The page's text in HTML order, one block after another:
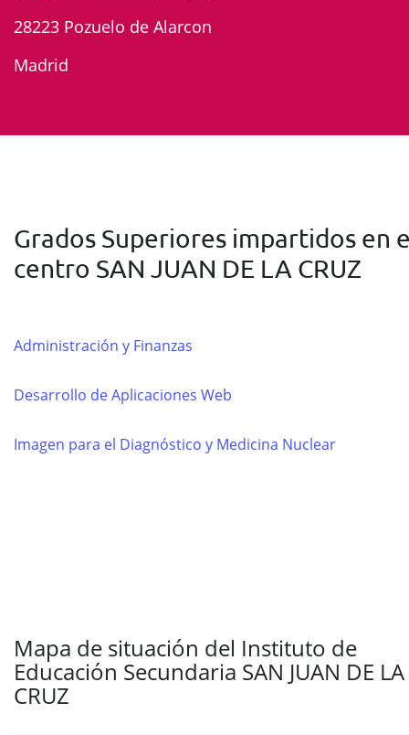
28223 Pozuelo de Alarcon
Madrid
Grados Superiores impartidos en
centro SAN JUAN DE LA CRUZ
Administración y Finanzas
Desarrollo de Aplicaciones Web
Imagen para el Diagnóstico y Medicina Nuclear
Mapa de situación del Instituto de
Educación Secundaria SAN JUAN DE LA
CRUZ